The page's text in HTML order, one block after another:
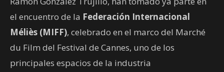
el encuentro de la Federación Internacional
Méliès (MIFF), celebrado en el marco del Marché
du Film del Festival de Cannes, uno de los
principales espacios de la industria